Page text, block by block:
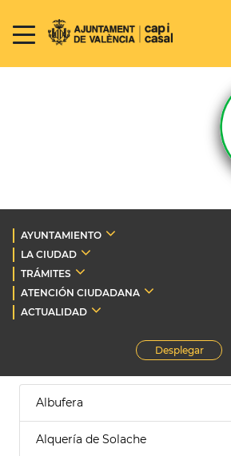
AYUNTAMIENTO
LA CIUDAD
TRÁMITES
ATENCIÓN CIUDADANA
ACTUALIDAD
Desplegar
Albufera
Alquería de Solache